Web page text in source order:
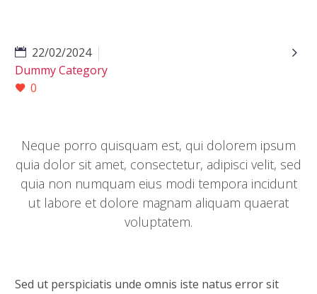

22/02/2024
Dummy Category
0
Neque porro quisquam est, qui dolorem ipsum
quia dolor sit amet, consectetur, adipisci velit, sed
quia non numquam eius modi tempora incidunt
ut labore et dolore magnam aliquam quaerat
voluptatem.
Sed ut perspiciatis unde omnis iste natus error sit